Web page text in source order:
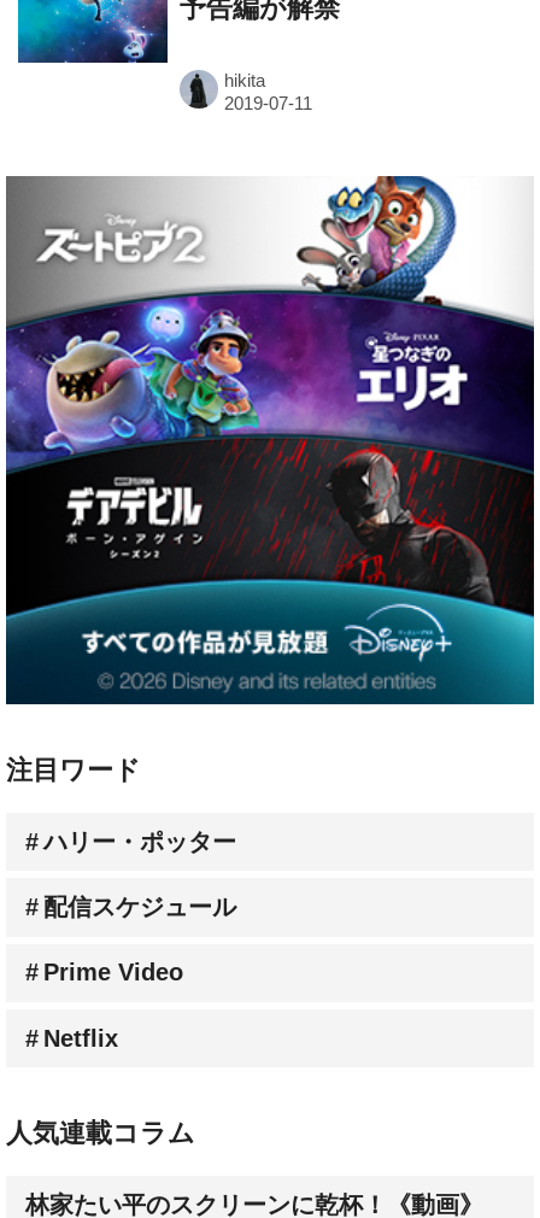
hikita
注目ワード
ハリー・ポッター
配信スケジュール
Prime Video
Netflix
林家たい平のスクリーンに乾杯！《動画》
杉山すぴ豊【すぴのジャンル・ジャングル】